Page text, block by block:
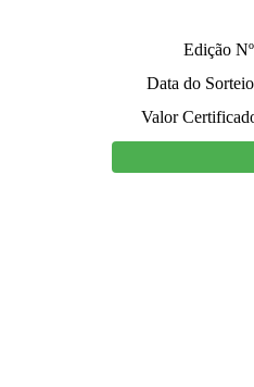
Edição
Data do
Valor